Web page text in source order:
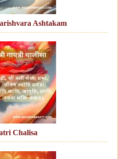
Ashtakam
Chalisa